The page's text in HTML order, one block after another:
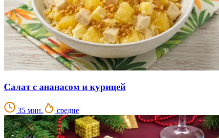
Салат с ананасом и курицей
35 мин. средне